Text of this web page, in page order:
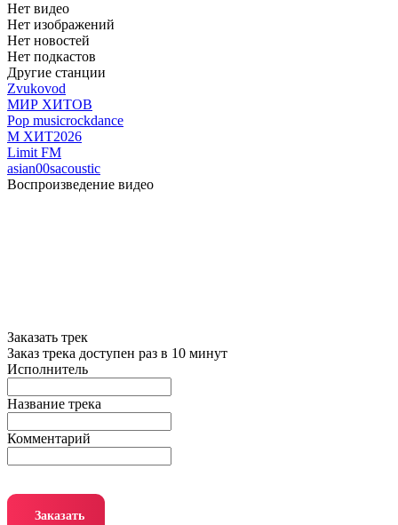
Нет видео
Нет изображений
Нет новостей
Нет подкастов
Другие станции
Zvukovod
МИР ХИТОВ
Pop musicrockdance
М ХИТ2026
Limit FM
asian00sacoustic
Воспроизведение видео
Заказать трек
Заказ трека доступен раз в 10 минут
Исполнитель
Название трека
Комментарий
Заказать